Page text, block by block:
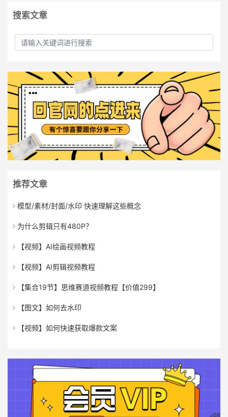
搜索文章
推荐文章
模型/素材/封面/水印 快速理解这些概念
为什么剪辑只有480P？
【视频】AI绘画视频教程
【视频】AI剪辑视频教程
【集合19节】思维赛道视频教程【价值299】
【图文】如何去水印
【视频】如何快速获取爆款文案